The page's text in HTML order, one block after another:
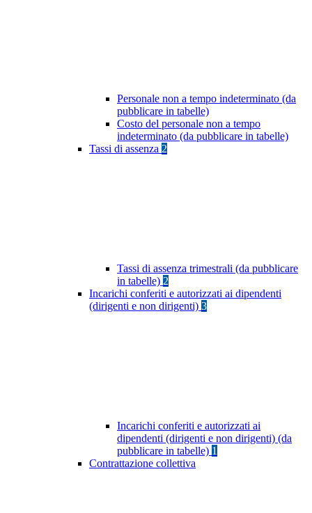
Personale non a tempo indeterminato (da
pubblicare in tabelle)
Costo del personale non a tempo
indeterminato (da pubblicare in tabelle)
Tassi di assenza 2
Tassi di assenza trimestrali (da pubblicare
in tabelle) 2
Incarichi conferiti e autorizzati ai dipendenti
(dirigenti e non dirigenti) 3
Incarichi conferiti e autorizzati ai
dipendenti (dirigenti e non dirigenti) (da
pubblicare in tabelle) 1
Contrattazione collettiva